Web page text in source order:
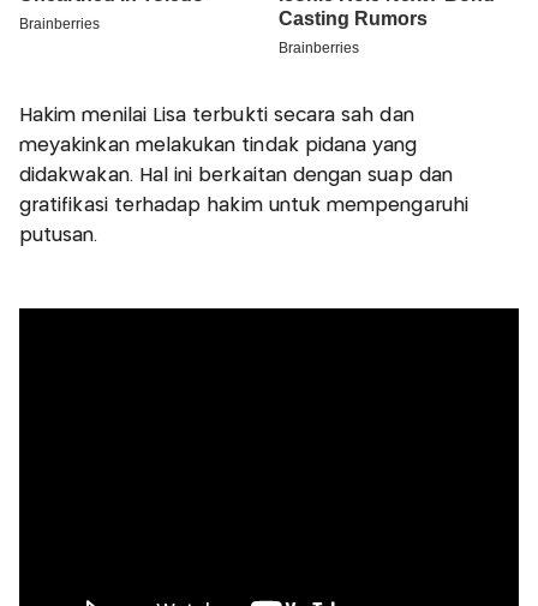
Hakim menilai Lisa terbukti secara sah dan
meyakinkan melakukan tindak pidana yang
didakwakan. Hal ini berkaitan dengan suap dan
gratifikasi terhadap hakim untuk mempengaruhi
putusan.